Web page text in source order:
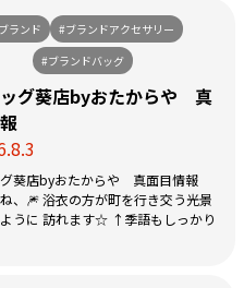
ランド
#ブランドアクセサリー
#ブランドバッグ
グ葵店byおたからや 真
葵店byおたからや 真面目情報
、🎆 浴衣の方が町を行き交う光景
うに 訪れます☆ ↑季語もしっかり